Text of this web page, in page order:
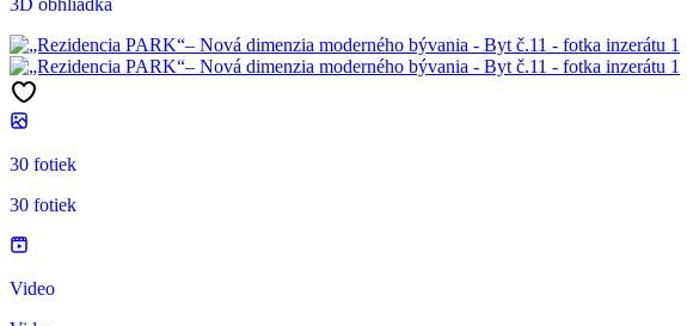
3D obhliadka
30 fotiek
30 fotiek
Video